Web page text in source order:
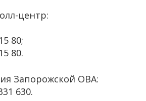
центр:
80;
80.
Запорожской ОВА:
630.